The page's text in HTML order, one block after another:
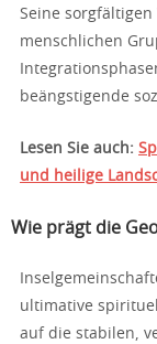
Seine
menschlichen
beängstigende
Lesen Sie auch:
und heilige
Wie prägt die
ultimative
auf die stabilen,